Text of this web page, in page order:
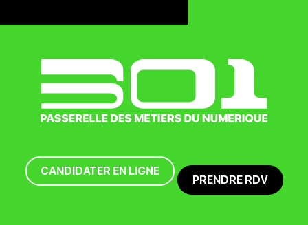
CANDIDATER EN LIGNE
PRENDRE RDV